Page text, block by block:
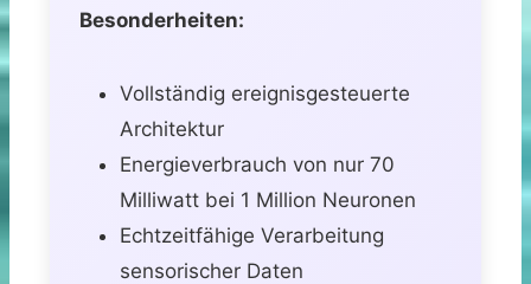
Besonderheiten:
Vollständig ereignisgesteuerte
Architektur
Energieverbrauch von nur 70
Milliwatt bei 1 Million Neuronen
Echtzeitfähige Verarbeitung
sensorischer Daten